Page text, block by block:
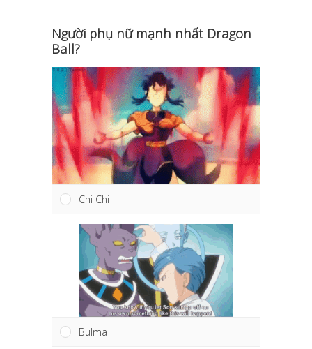
Người phụ nữ mạnh nhất Dragon
Ball?
Chi Chi
Bulma